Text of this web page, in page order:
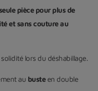
pièce pour plus de
et sans couture au
lors du déshabillage.
au busteen double